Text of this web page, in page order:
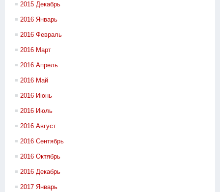
2015 Декабрь
2016 Январь
2016 Февраль
2016 Март
2016 Апрель
2016 Май
2016 Июнь
2016 Июль
2016 Август
2016 Сентябрь
2016 Октябрь
2016 Декабрь
2017 Январь